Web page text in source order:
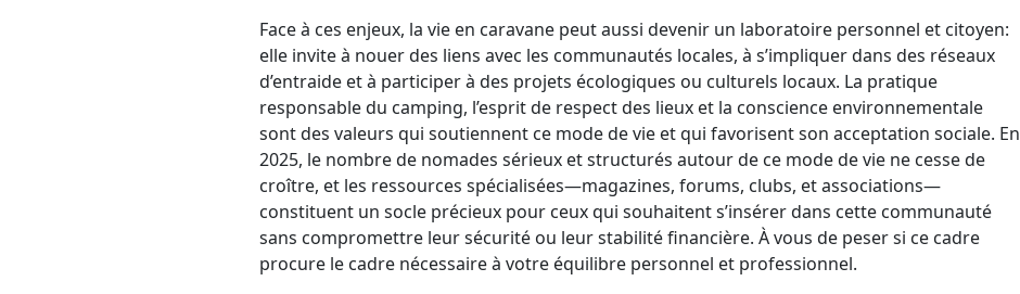
Face à ces enjeux, la vie en caravane peut aussi devenir un laboratoire personnel et citoyen:
elle invite à nouer des liens avec les communautés locales, à s’impliquer dans des réseaux
d’entraide et à participer à des projets écologiques ou culturels locaux. La pratique
responsable du camping, l’esprit de respect des lieux et la conscience environnementale
sont des valeurs qui soutiennent ce mode de vie et qui favorisent son acceptation sociale. En
2025, le nombre de nomades sérieux et structurés autour de ce mode de vie ne cesse de
croître, et les ressources spécialisées—magazines, forums, clubs, et associations—
constituent un socle précieux pour ceux qui souhaitent s’insérer dans cette communauté
sans compromettre leur sécurité ou leur stabilité financière. À vous de peser si ce cadre
procure le cadre nécessaire à votre équilibre personnel et professionnel.